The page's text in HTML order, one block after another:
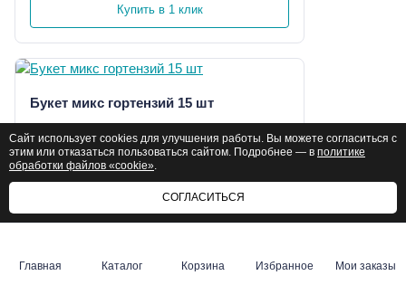
Купить в 1 клик
Букет микс гортензий 15 шт
Высота: 60 см, Ширина: 65 см
9 000 ₽
Главная Каталог Корзина Избранное Мои заказы
Сайт использует cookies для улучшения работы. Вы можете согласиться с
этим или отказаться пользоваться сайтом. Подробнее — в политике
обработки файлов «cookie».
СОГЛАСИТЬСЯ